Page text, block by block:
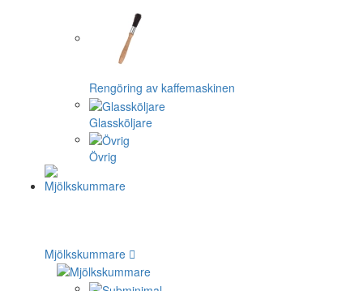
Rengöring av kaffemaskinen
Glassköljare
Övrig
Mjölkskummare